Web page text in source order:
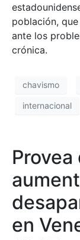
población,
ante los
crónica.
chavismo
internacional
en